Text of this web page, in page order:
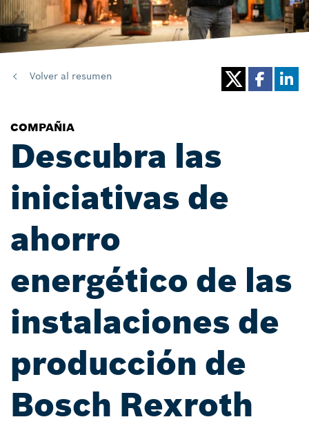
Volver al resumen
COMPAÑIA
Descubra las
iniciativas de
ahorro
energético de las
instalaciones de
producción de
Bosch Rexroth